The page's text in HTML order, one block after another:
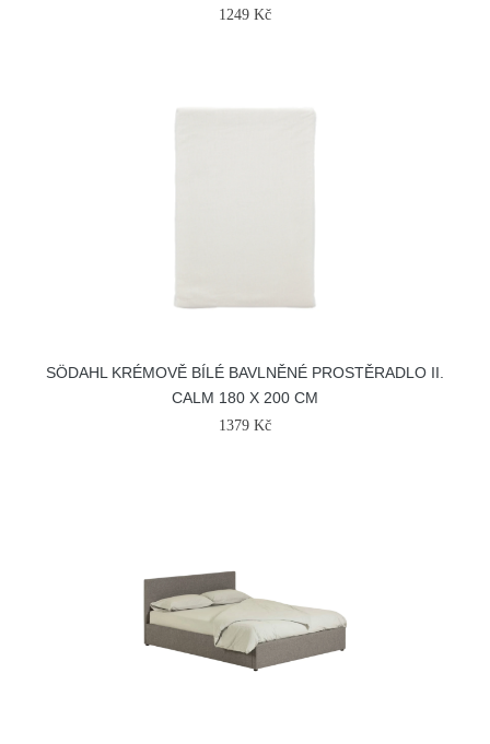
1249 Kč
SÖDAHL KRÉMOVĚ BÍLÉ BAVLNĚNÉ PROSTĚRADLO II.
CALM 180 X 200 CM
1379 Kč